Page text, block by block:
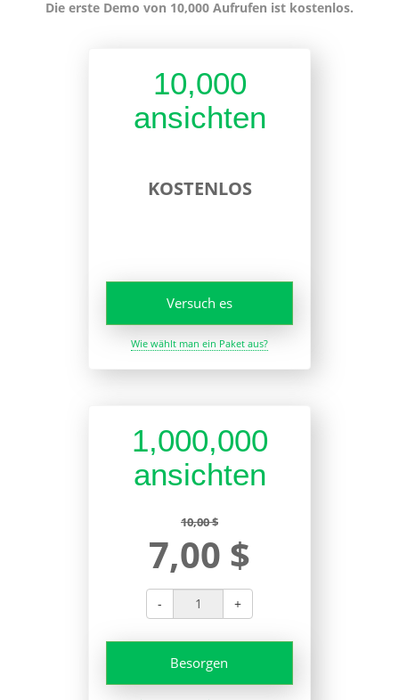
Die erste Demo von 10,000 Aufrufen ist kostenlos.
10,000
ansichten
KOSTENLOS
Versuch es
Wie wählt man ein Paket aus?
1,000,000
ansichten
10,00 $
7,00 $
- +
Besorgen